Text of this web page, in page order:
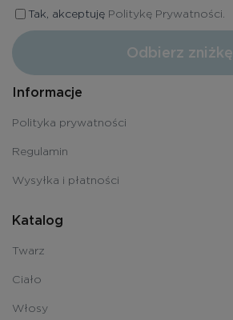
Tak, akceptuję Politykę Prywatności.
Odbierz zniżkę
Informacje
Polityka prywatności
Regulamin
Wysyłka i płatności
Katalog
Twarz
Ciało
Włosy